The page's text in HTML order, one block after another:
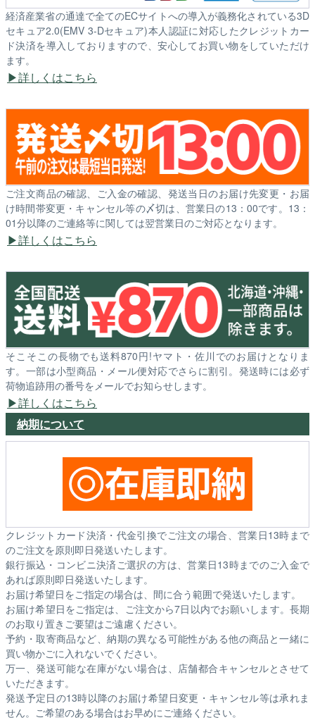
経済産業省の通達で全てのECサイトへの導入が義務化されている3D
セキュア2.0(EMV 3-Dセキュア)本人認証に対応したクレジットカー
ド決済を導入しておりますので、安心してお買い物をしていただけ
ます。
詳しくはこちら
ご注文商品の確認、ご入金の確認、発送当日のお届け先変更・お届
け時間帯変更・キャンセル等の〆切は、営業日の13：00です。13：
01分以降のご連絡等に関しては翌営業日のご対応となります。
詳しくはこちら
そこそこの長物でも送料870円!ヤマト・佐川でのお届けとなりま
す。一部は小型商品・メール便対応でさらに割引。発送時には必ず
荷物追跡用の番号をメールでお知らせします。
詳しくはこちら
納期について
クレジットカード決済・代金引換でご注文の場合、営業日13時まで
のご注文を原則即日発送いたします。
銀行振込・コンビニ決済ご選択の方は、営業日13時までのご入金で
あれば原則即日発送いたします。
お届け希望日をご指定の場合は、間に合う範囲で発送いたします。
お届け希望日をご指定は、ご注文から7日以内でお願いします。長期
のお取り置きご要望はご遠慮ください。
予約・取寄商品など、納期の異なる可能性がある他の商品と一緒に
買い物かごに入れないでください。
万一、発送可能な在庫がない場合は、店舗都合キャンセルとさせて
いただきます。
発送予定日の13時以降のお届け希望日変更・キャンセル等は承れま
せん。ご希望のある場合はお早めにご連絡ください。